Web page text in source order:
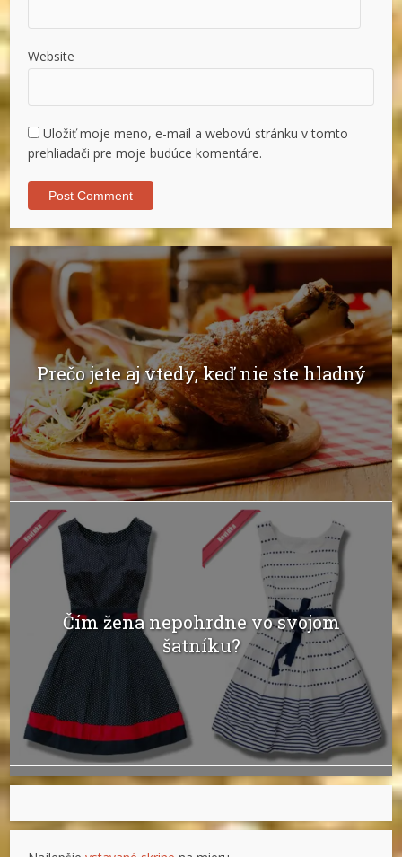
Website
Uložiť moje meno, e-mail a webovú stránku v tomto
prehliadači pre moje budúce komentáre.
Prečo jete aj vtedy, keď nie ste hladný
Čím žena nepohrdne vo svojom
šatníku?